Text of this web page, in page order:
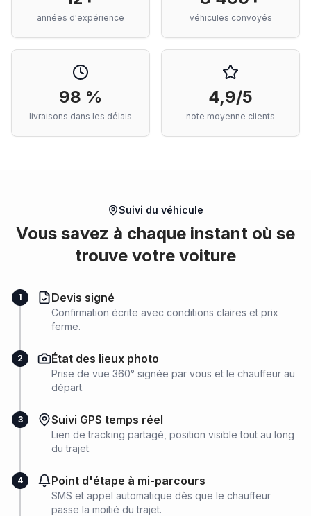
années d'expérience véhicules convoyés
98 %
livraisons dans les délais
4,9/5
note moyenne clients
Suivi du véhicule
Vous savez à chaque instant où se
trouve votre voiture
1 Devis signé
Confirmation écrite avec conditions claires et prix
ferme.
2 État des lieux photo
Prise de vue 360° signée par vous et le chauffeur au
départ.
3 Suivi GPS temps réel
Lien de tracking partagé, position visible tout au long
du trajet.
4 Point d'étape à mi-parcours
SMS et appel automatique dès que le chauffeur
passe la moitié du trajet.